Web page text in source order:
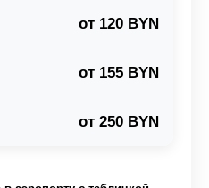
от 120 BYN
от 155 BYN
от 250 BYN